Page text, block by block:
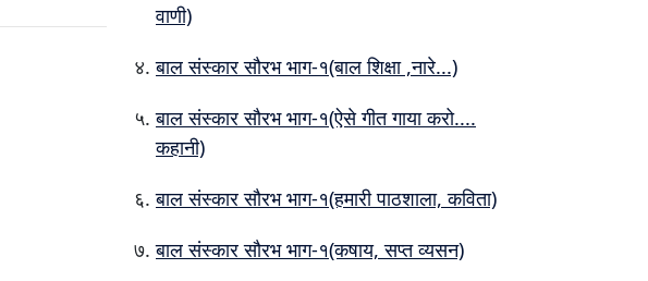
वाणी)
बाल संस्कार सौरभ भाग-१(बाल शिक्षा ,नारे...)
बाल संस्कार सौरभ भाग-१(ऐसे गीत गाया करो....
कहानी)
बाल संस्कार सौरभ भाग-१(हमारी पाठशाला, कविता)
बाल संस्कार सौरभ भाग-१(कषाय, सप्त व्यसन)